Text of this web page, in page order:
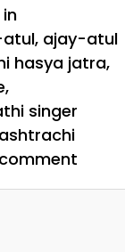
, ajay-atul
hasya jatra,
,
singer